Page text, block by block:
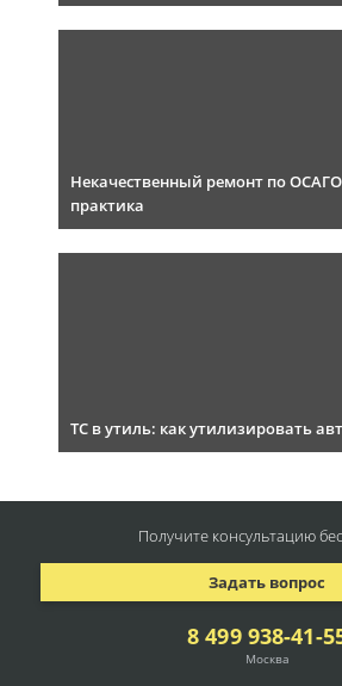
Некачественный ремонт по
практика
ТС в утиль: как утилизировать
8 499 938-41-
Москва
Задать вопрос
Получите консультацию